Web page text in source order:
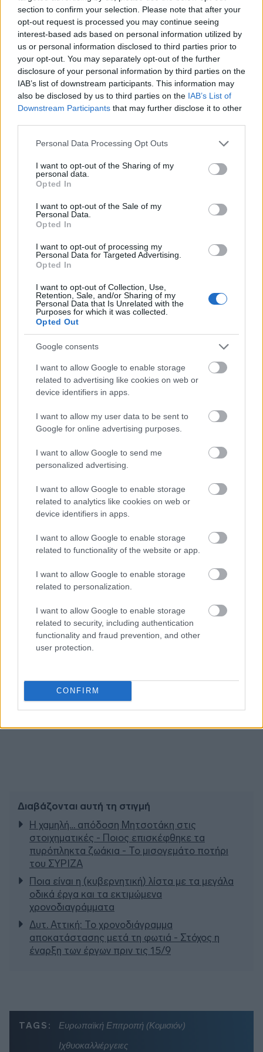
section to confirm your selection. Please note that after your
opt-out request is processed you may continue seeing
interest-based ads based on personal information utilized by
us or personal information disclosed to third parties prior to
your opt-out. You may separately opt-out of the further
disclosure of your personal information by third parties on the
IAB’s list of downstream participants. This information may
also be disclosed by us to third parties on the IAB’s List of
Downstream Participants that may further disclose it to other
Please note that this website/app uses one or more Google
not limited to your visit or usage behaviour. You may click to
grant or deny consent to Google and its third-party tags to
use your data for below specified purposes in below Google
consent section.
Personal Data Processing Opt Outs
I want to opt-out of the Sharing of my
personal data.
Opted In
I want to opt-out of the Sale of my
Personal Data.
Opted In
I want to opt-out of processing my
Personal Data for Targeted Advertising.
Opted In
I want to opt-out of Collection, Use,
Retention, Sale, and/or Sharing of my
Personal Data that Is Unrelated with the
Purposes for which it was collected.
Opted Out
Google consents
I want to allow Google to enable storage
related to advertising like cookies on web or
device identifiers in apps.
I want to allow my user data to be sent to
Google for online advertising purposes.
I want to allow Google to send me
personalized advertising.
I want to allow Google to enable storage
related to analytics like cookies on web or
device identifiers in apps.
I want to allow Google to enable storage
related to functionality of the website or app.
I want to allow Google to enable storage
related to personalization.
I want to allow Google to enable storage
related to security, including authentication
functionality and fraud prevention, and other
user protection.
CONFIRM
στηρίξουν ουσιαστικά τους αλιείς τους. Το
ερώτημα είναι απλό: Η ελληνική κυβέρνηση τι
κάνει; Οι Έλληνες αλιείς βλέπουν το κόστος
καυσίμων να εκτοξεύεται, τα καΐκια να μένουν
δεμένα και την αγωνία να μεγαλώνει καθημερινά.
Και την ίδια στιγμή, η κυβέρνηση συνεχίζει να
παρακολουθεί αμήχανα τις εξελίξεις χωρίς
insider.gr στο Google News
πρώτοι όλες τιςειδήσεις από την Ελλάδα και τον κόσμο.
Διαβάζονται αυτή τη στιγμή
Η χαμηλή… απόδοση Μητσοτάκη στις
στοιχηματικές - Ποιος επισκέφθηκε τα
πυρόπληκτα ζωάκια - Το μισογεμάτο ποτήρι
του ΣΥΡΙΖΑ
Ποια είναι η (κυβερνητική) λίστα με τα μεγάλα
οδικά έργα και τα εκτιμώμενα
χρονοδιαγράμματα
Δυτ. Αττική: Το χρονοδιάγραμμα
αποκατάστασης μετά τη φωτιά - Στόχος η
έναρξη των έργων πριν τις 15/9
TAGS:
Ευρωπαϊκή Επιτροπή (Κομισιόν)
Ιχθυοκαλλιέργειες